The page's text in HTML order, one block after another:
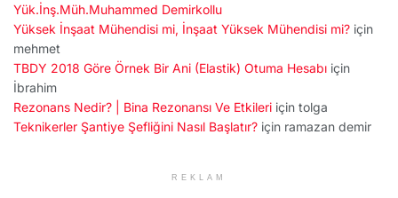
Yük.İnş.Müh.Muhammed Demirkollu
Yüksek İnşaat Mühendisi mi, İnşaat Yüksek Mühendisi mi? için
mehmet
TBDY 2018 Göre Örnek Bir Ani (Elastik) Otuma Hesabı için
İbrahim
Rezonans Nedir? | Bina Rezonansı Ve Etkileri için tolga
Teknikerler Şantiye Şefliğini Nasıl Başlatır? için ramazan demir
REKLAM